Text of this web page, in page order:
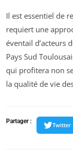
Il est essentiel de
requiert une
éventail d’acteurs
Pays Sud
qui profitera non
la qualité de vie
Partager :
Twitter